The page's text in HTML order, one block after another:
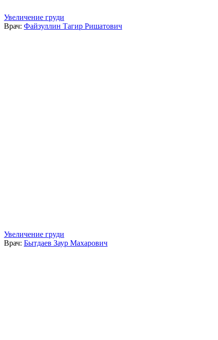
Увеличение груди
Врач: Файзуллин Тагир Ришатович
Увеличение груди
Врач: Бытдаев Заур Махарович